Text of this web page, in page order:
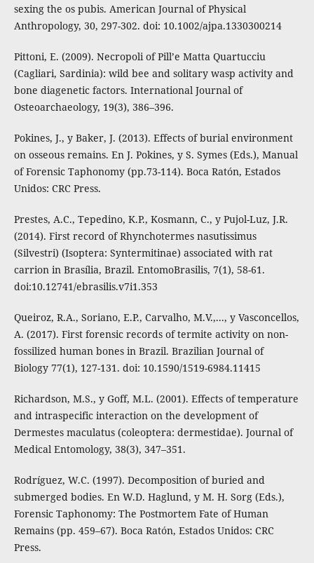
sexing the os pubis. American Journal of Physical
Anthropology, 30, 297-302. doi: 10.1002/ajpa.1330300214
Pittoni, E. (2009). Necropoli of Pill’e Matta Quartucciu
(Cagliari, Sardinia): wild bee and solitary wasp activity and
bone diagenetic factors. International Journal of
Osteoarchaeology, 19(3), 386–396.
Pokines, J., y Baker, J. (2013). Effects of burial environment
on osseous remains. En J. Pokines, y S. Symes (Eds.), Manual
of Forensic Taphonomy (pp.73-114). Boca Ratón, Estados
Unidos: CRC Press.
Prestes, A.C., Tepedino, K.P., Kosmann, C., y Pujol-Luz, J.R.
(2014). First record of Rhynchotermes nasutissimus
(Silvestri) (Isoptera: Syntermitinae) associated with rat
carrion in Brasília, Brazil. EntomoBrasilis, 7(1), 58-61.
doi:10.12741/ebrasilis.v7i1.353
Queiroz, R.A., Soriano, E.P., Carvalho, M.V.,..., y Vasconcellos,
A. (2017). First forensic records of termite activity on non-
fossilized human bones in Brazil. Brazilian Journal of
Biology 77(1), 127-131. doi: 10.1590/1519-6984.11415
Richardson, M.S., y Goff, M.L. (2001). Effects of temperature
and intraspecific interaction on the development of
Dermestes maculatus (coleoptera: dermestidae). Journal of
Medical Entomology, 38(3), 347–351.
Rodríguez, W.C. (1997). Decomposition of buried and
submerged bodies. En W.D. Haglund, y M. H. Sorg (Eds.),
Forensic Taphonomy: The Postmortem Fate of Human
Remains (pp. 459–67). Boca Ratón, Estados Unidos: CRC
Press.